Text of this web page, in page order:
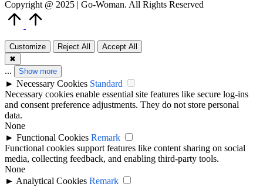
Copyright @ 2025 | Go-Woman. All Rights Reserved
Customize Reject All
Accept All
✖
... Show more
► Necessary Cookies Standard
Necessary cookies enable essential site features like secure log-ins
and consent preference adjustments. They do not store personal
data.
None
► Functional Cookies Remark
Functional cookies support features like content sharing on social
media, collecting feedback, and enabling third-party tools.
None
► Analytical Cookies Remark